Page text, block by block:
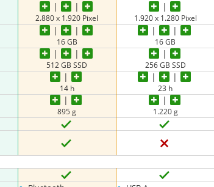
‎2.880 x 1.920 Pixel 1.920 x 1.280 Pixel
16 GB 16 GB
512 GB SSD 256 GB SSD
14 h 23 h
895 g 1.220 g